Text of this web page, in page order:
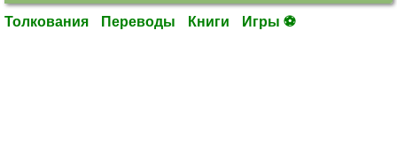
Толкования Переводы Книги Игры ⚽